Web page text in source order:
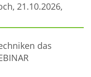
21.10.2026,
das